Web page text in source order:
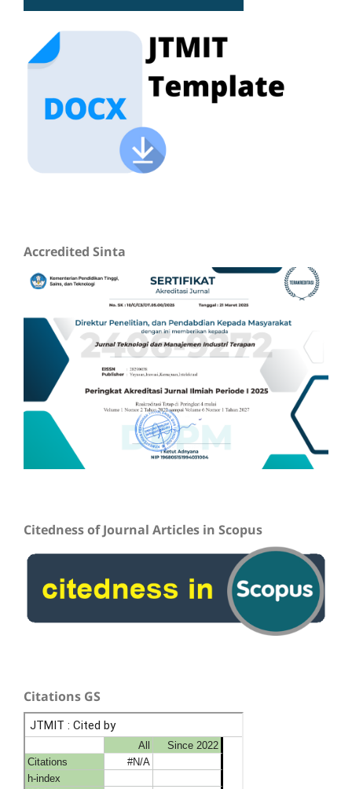
Accredited Sinta
Citedness of Journal Articles in Scopus
Citations GS